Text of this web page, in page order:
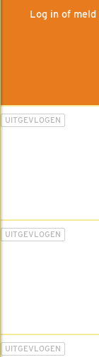
Log in of
UITGEVLOGEN
UITGEVLOGEN
UITGEVLOGEN